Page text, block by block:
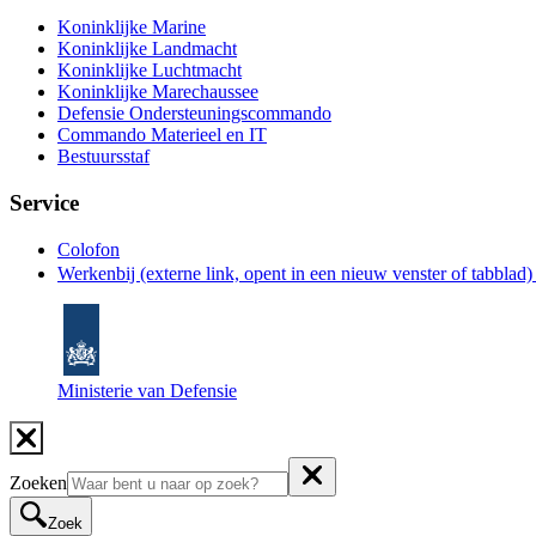
Koninklijke Marine
Koninklijke Landmacht
Koninklijke Luchtmacht
Koninklijke Marechaussee
Defensie Ondersteuningscommando
Commando Materieel en IT
Bestuursstaf
Service
Colofon
Werkenbij (externe link, opent in een nieuw venster of tabblad)
Ministerie van Defensie
Zoeken
Zoek